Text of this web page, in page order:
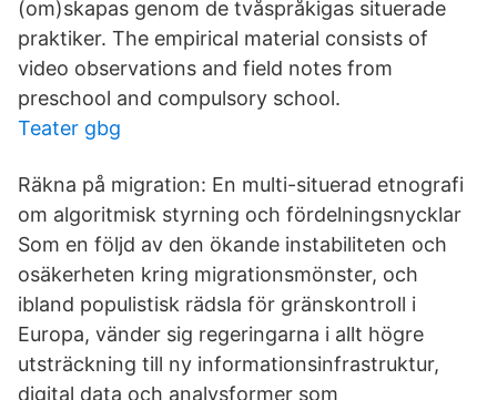
(om)skapas genom de tvåspråkigas situerade
praktiker. The empirical material consists of
video observations and field notes from
preschool and compulsory school.
Teater gbg
Räkna på migration: En multi-situerad etnografi
om algoritmisk styrning och fördelningsnycklar
Som en följd av den ökande instabiliteten och
osäkerheten kring migrationsmönster, och
ibland populistisk rädsla för gränskontroll i
Europa, vänder sig regeringarna i allt högre
utsträckning till ny informationsinfrastruktur,
digital data och analysformer som